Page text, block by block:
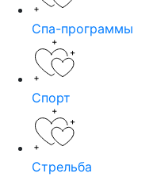
Спа-программы
Спорт
Стрельба